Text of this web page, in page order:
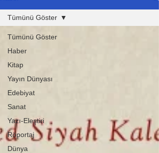
Tümünü Göster
Haber
Kitap
Yayın Dünyası
Edebiyat
Sanat
Yazı-Eleştiri
Röportaj
Dünya
Tümünü Göster